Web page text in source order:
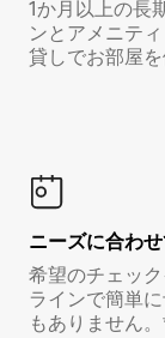
1か月以上の長
ンとアメニテ
貸しでお部屋
ニーズに合わ
希望のチェッ
ラインで簡単
もありません